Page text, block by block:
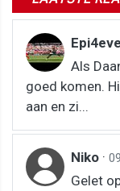
Als
goed komen.
aan en zi...
Niko ·
Gelet